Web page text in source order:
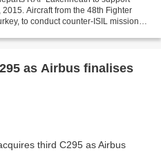
Aircraft from the 48th Fighter
to conduct counter-ISIL missions
as Airbus finalises